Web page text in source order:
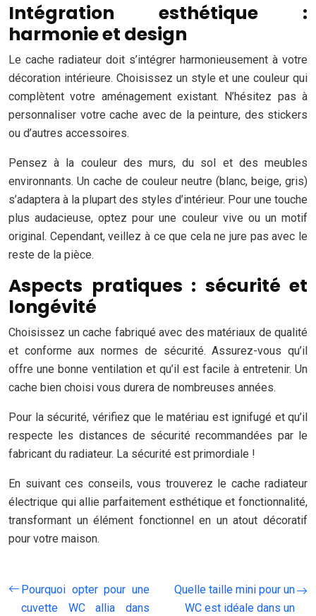
Intégration esthétique :
harmonie et design
Le cache radiateur doit s’intégrer harmonieusement à votre
décoration intérieure. Choisissez un style et une couleur qui
complètent votre aménagement existant. N’hésitez pas à
personnaliser votre cache avec de la peinture, des stickers
ou d’autres accessoires.
Pensez à la couleur des murs, du sol et des meubles
environnants. Un cache de couleur neutre (blanc, beige, gris)
s’adaptera à la plupart des styles d’intérieur. Pour une touche
plus audacieuse, optez pour une couleur vive ou un motif
original. Cependant, veillez à ce que cela ne jure pas avec le
reste de la pièce.
Aspects pratiques : sécurité et
longévité
Choisissez un cache fabriqué avec des matériaux de qualité
et conforme aux normes de sécurité. Assurez-vous qu’il
offre une bonne ventilation et qu’il est facile à entretenir. Un
cache bien choisi vous durera de nombreuses années.
Pour la sécurité, vérifiez que le matériau est ignifugé et qu’il
respecte les distances de sécurité recommandées par le
fabricant du radiateur. La sécurité est primordiale !
En suivant ces conseils, vous trouverez le cache radiateur
électrique qui allie parfaitement esthétique et fonctionnalité,
transformant un élément fonctionnel en un atout décoratif
pour votre maison.
Pourquoi opter pour une
cuvette WC allia dans
Quelle taille mini pour un
WC est idéale dans un